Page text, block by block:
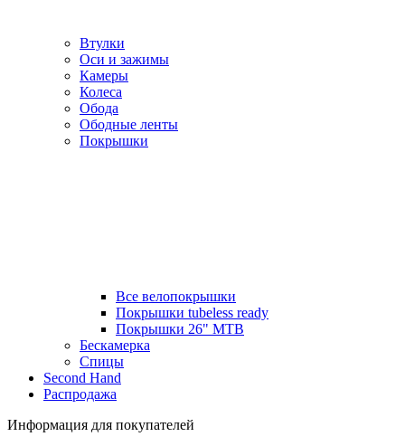
Втулки
Оси и зажимы
Камеры
Колeса
Обода
Ободные ленты
Покрышки
Все велопокрышки
Покрышки tubeless ready
Покрышки 26" MTB
Бескамерка
Спицы
Second Hand
Распродажа
Информация для покупателей